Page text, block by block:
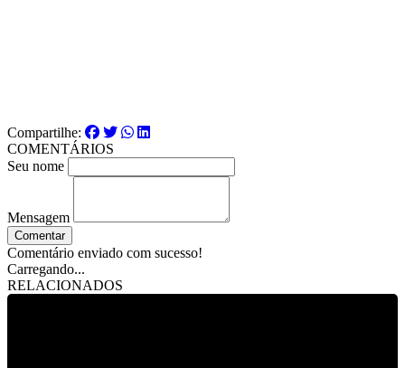
Compartilhe:
COMENTÁRIOS
Seu nome
Mensagem
Comentar
Comentário enviado com sucesso!
Carregando...
RELACIONADOS